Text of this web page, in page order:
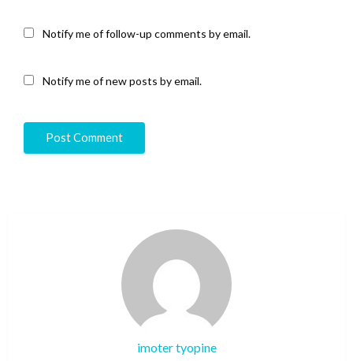
Notify me of follow-up comments by email.
Notify me of new posts by email.
imoter tyopine